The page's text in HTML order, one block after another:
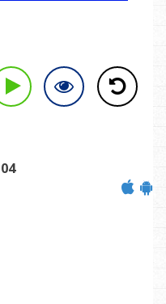
Help Back
04